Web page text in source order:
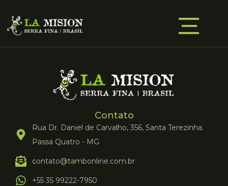
Contato
Rua Dr. Daniel de Carvalho, 356, Santa Terezinha.
Passa Quatro - MG
contato@tambonline.com.br
+55 35 99222-7950